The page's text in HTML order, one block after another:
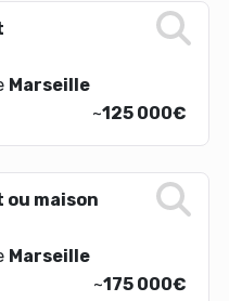
Marseille
~125 000€
maison
Marseille
~175 000€